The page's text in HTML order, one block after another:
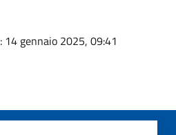
: 14 gennaio 2025, 09:41